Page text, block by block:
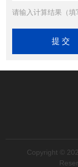
请输入计算结果（
Copyright ©